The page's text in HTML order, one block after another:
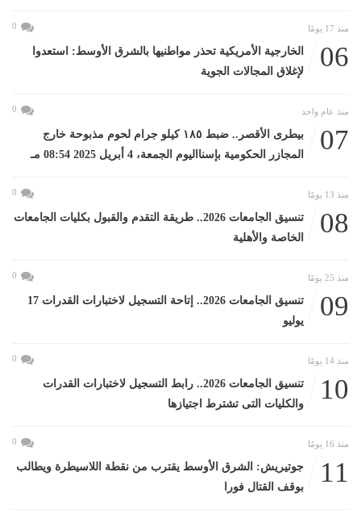
منذ 17 يومًا 0
06
الخارجية الأمريكية تحذر مواطنيها بالشرق الأوسط: استعدوا
لإغلاق المجالات الجوية
منذ عام واحد 0
07
بيطرى الأقصر.. ضبط ١٨٥ كيلو جرام لحوم مذبوحة خارج
المجازر الحكومية بإسنااليوم الجمعة، 4 أبريل 2025 08:54 مـ
منذ 13 يومًا 0
08
تنسيق الجامعات 2026.. طريقة التقدم والقبول بكليات الجامعات
الخاصة والأهلية
منذ 25 يومًا 0
09
تنسيق الجامعات 2026.. إتاحة التسجيل لاختبارات القدرات 17
يوليو
منذ 14 يومًا 0
10
تنسيق الجامعات 2026.. رابط التسجيل لاختبارات القدرات
والكليات التى تشترط اجتيازها
منذ 16 يومًا 0
11
جوتيريش: الشرق الأوسط يقترب من نقطة اللاسيطرة ويطالب
بوقف القتال فورا